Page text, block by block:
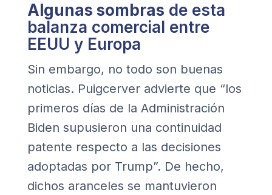
Algunas sombras de esta
balanza comercial entre
EEUU y Europa
Sin embargo, no todo son buenas
noticias. Puigcerver advierte que “los
primeros días de la Administración
Biden supusieron una continuidad
patente respecto a las decisiones
adoptadas por Trump”. De hecho,
dichos aranceles se mantuvieron